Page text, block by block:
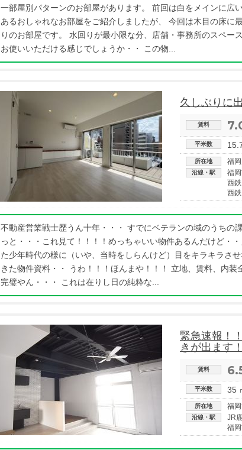
一部屋別パターンのお部屋があります。 前回は白をメインに広
あるおしゃれなお部屋をご紹介しましたが、 今回は木目の床に
りのお部屋です。 水回りが最小限な分、店舗・事務所のスペー
お使いいただける感じでしょうか・・ この物...
久しぶりに
賃料
平米数
所在地 福
沿線・駅
福
西
西
不動産営業戦士歴うん十年・・・ すでにベテランの域のうちの
っと・・・これ見て！！！！めっちゃいい物件あるんだけど・
た少年時代の様に（いや、当時をしらんけど）目をキラキラさ
きた物件資料・・ うわ！！！ほんまや！！！ 立地、賃料、内装
完璧やん・・・ これは在りし日の純粋な...
緊急速報！
きが出ます！
賃料
平米数 35
所在地 福
沿線・駅
JR
福